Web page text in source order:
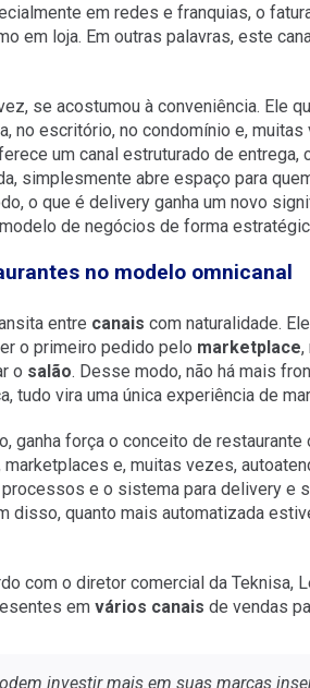
em redes e franquias, o
em loja. Em outras palavras, este
se acostumou à conveniência. Ele
no escritório, no condomínio e,
um canal estruturado de entrega,
simplesmente abre espaço para
o que é delivery ganha um novo
de negócios de forma
no modelo omnicanal
entre canais com naturalidade.
o primeiro pedido pelo marketplace,
o salão. Desse modo, não há mais
tudo vira uma única experiência de
ganha força o conceito de restaurante
marketplaces e, muitas vezes,
e o sistema para delivery e
disso, quanto mais automatizada
com o diretor comercial da Teknisa,
em vários canais de vendas
investir mais em suas marcas